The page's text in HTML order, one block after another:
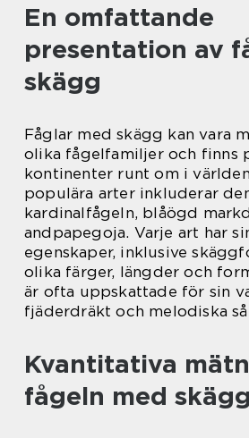
En omfattande
presentation av
skägg
Fåglar med skägg kan vara
olika fågelfamiljer och finns
kontinenter runt om i
populära arter inkluderar
kardinalfågeln, blåögd
andpapegoja. Varje art har
egenskaper, inklusive
olika färger, längder och
är ofta uppskattade för sin
fjäderdräkt och melodiska
Kvantitativa
fågeln med skägg